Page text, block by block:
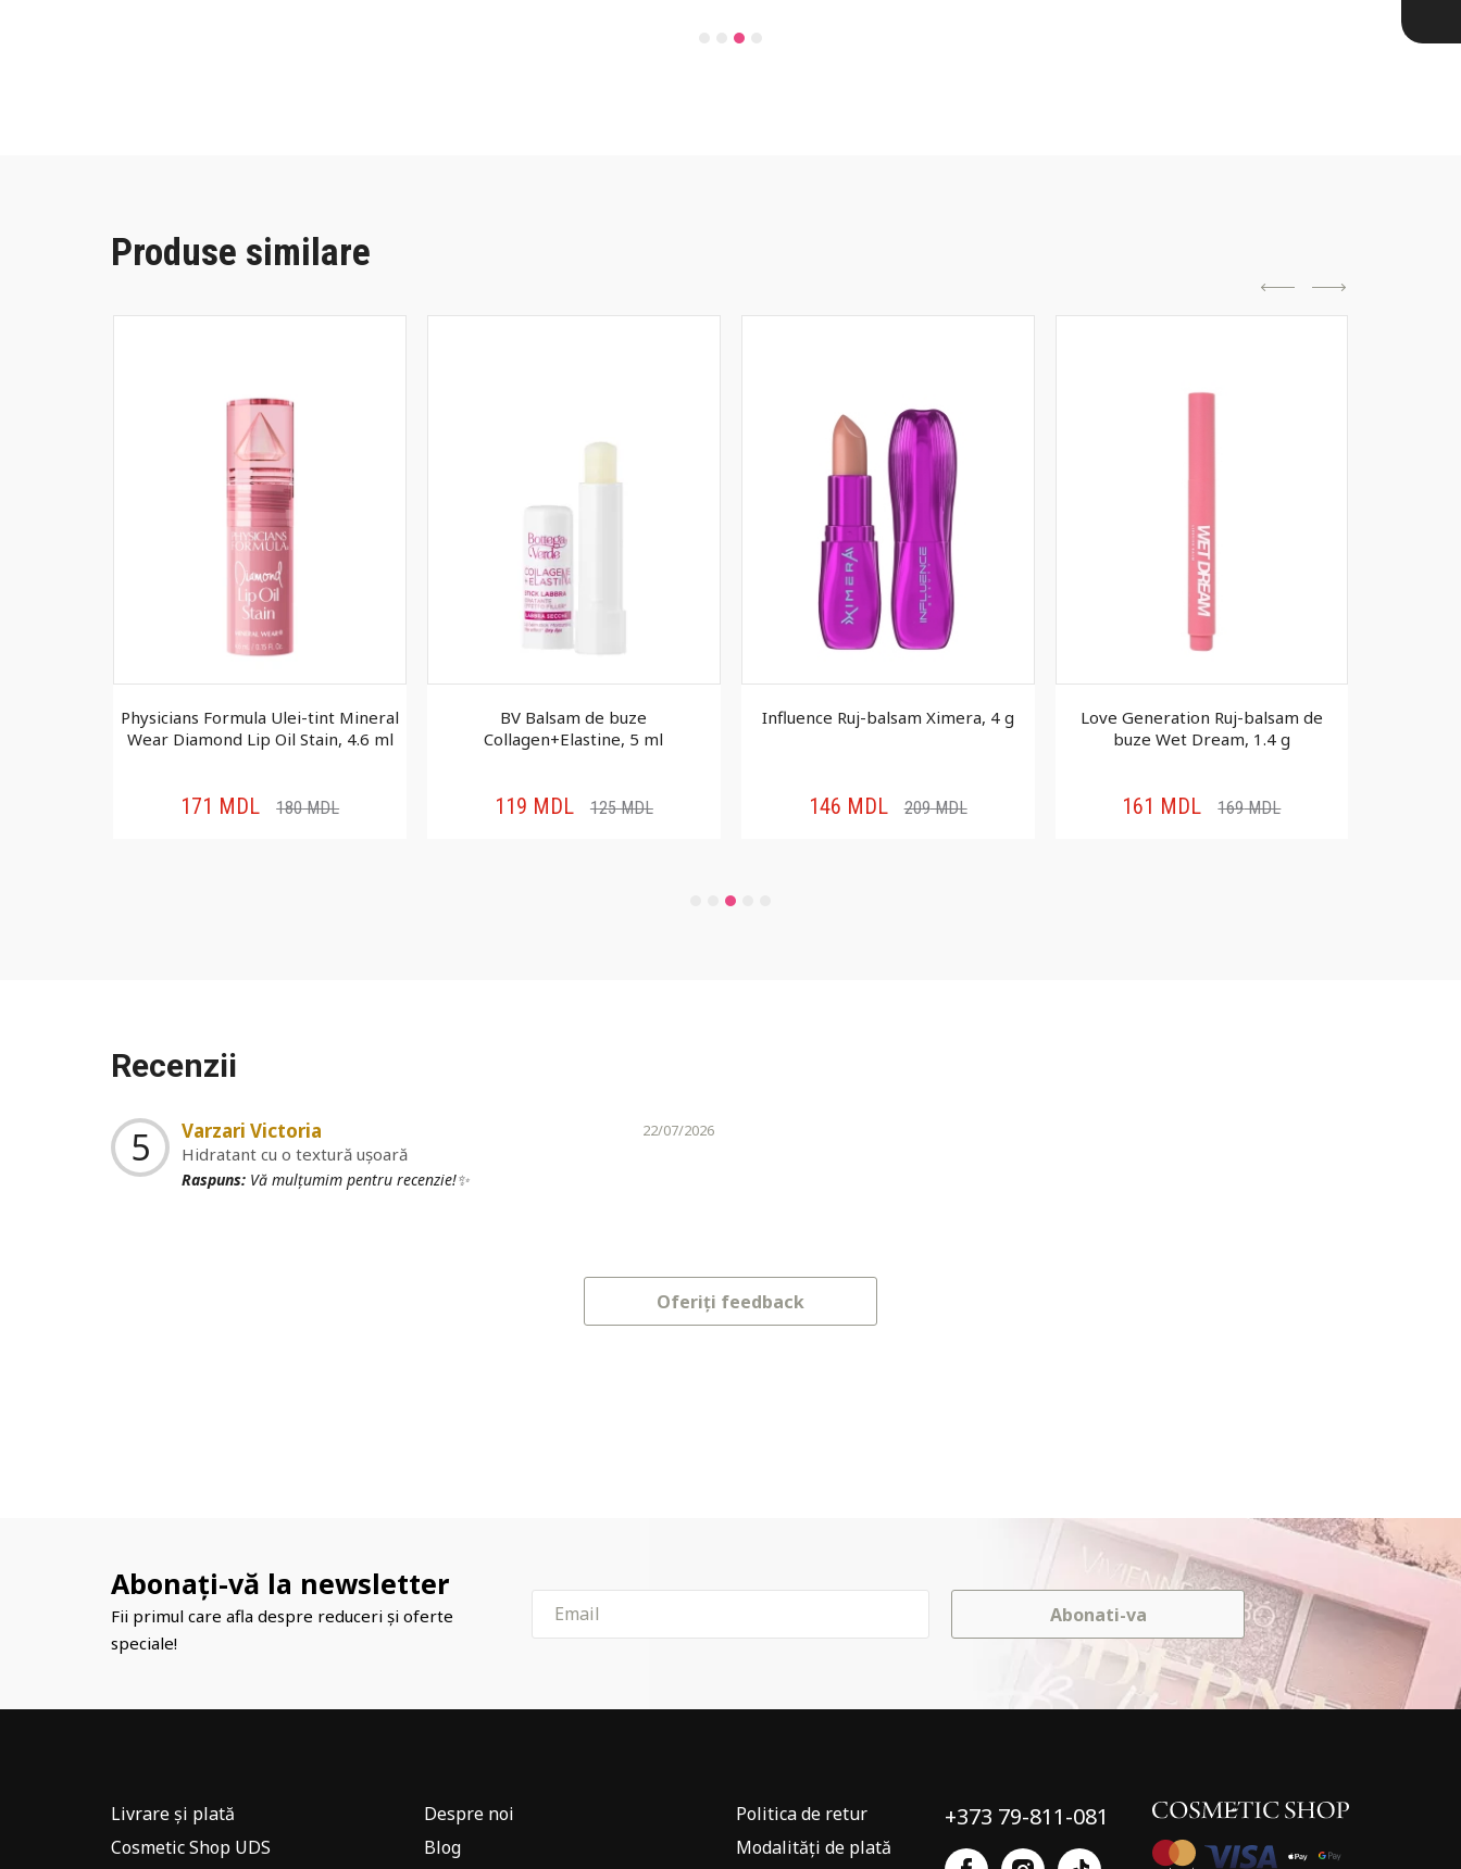
Produse similare
Physicians Formula Ulei-tint Mineral
Wear Diamond Lip Oil Stain, 4.6 ml
171 MDL 180MDL
BV Balsam de buze
Collagen+Elastine, 5 ml
119 MDL 125MDL
Influence Ruj-balsam Ximera, 4 g
146 MDL 209MDL
Love Generation Ruj-balsam de
buze Wet Dream, 1.4 g
161 MDL 169MDL
Recenzii
5 Varzari Victoria 22/07/2026
Hidratant cu o textură ușoară
Raspuns: Vă mulțumim pentru recenzie!✨
Oferiți feedback
Abonați-vă la newsletter
Fii primul care afla despre reduceri și oferte
speciale!
Abonati-va
Livrare și plată
Cosmetic Shop UDS
Despre noi
Blog
Politica de retur
Modalități de plată
+373 79-811-081